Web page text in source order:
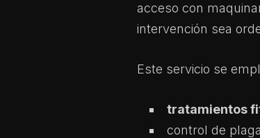
acceso con
intervención sea
Este servicio se
tratamientos
control de